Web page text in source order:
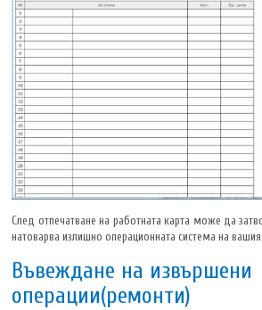
След отпечатване на работната карта може да
натоварва излишно операционната система на
Въвеждане на извършени
операции(ремонти)